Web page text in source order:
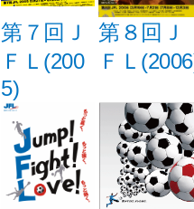
第７回Ｊ
ＦＬ(200
5)
第８回Ｊ
ＦＬ